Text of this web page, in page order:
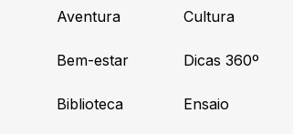
Aventura
Bem-estar
Biblioteca
Cultura
Dicas 360º
Ensaio